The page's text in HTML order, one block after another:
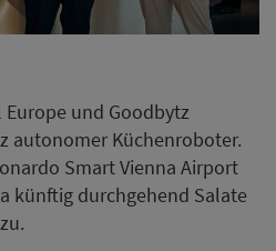
und Goodbytz
autonomer Küchenroboter.
Smart Vienna Airport
künftig durchgehend Salate